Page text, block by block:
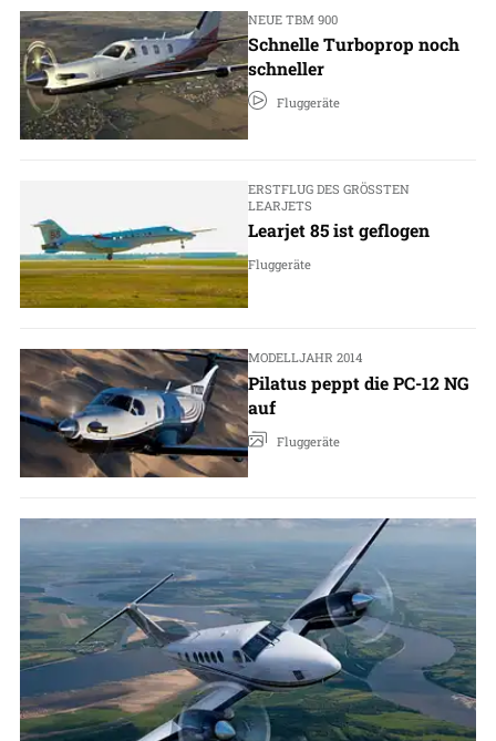
NEUE TBM 900
Schnelle Turboprop noch
schneller
Fluggeräte
ERSTFLUG DES GRÖSSTEN L
EARJETS
Learjet 85 ist geflogen
Fluggeräte
MODELLJAHR 2014
Pilatus peppt die PC-12 NG
auf
Fluggeräte